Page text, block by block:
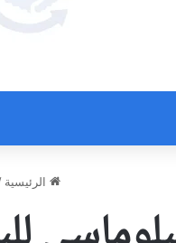
الرئيسية